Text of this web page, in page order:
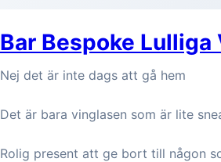
Bar Bespoke
Nej det är inte dags att gå hem
Det är bara vinglasen som är lite
Rolig present att ge bort till någon